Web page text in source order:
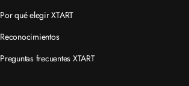
Por qué elegir XTART
Reconocimientos
Preguntas frecuentes XTART